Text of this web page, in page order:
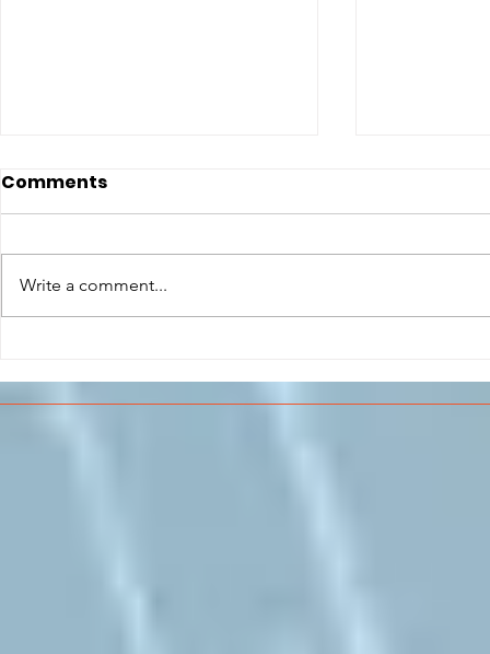
PERCORSO DI
FORMAZIONE SCUOLA
superiori
Comments
Write a comment...